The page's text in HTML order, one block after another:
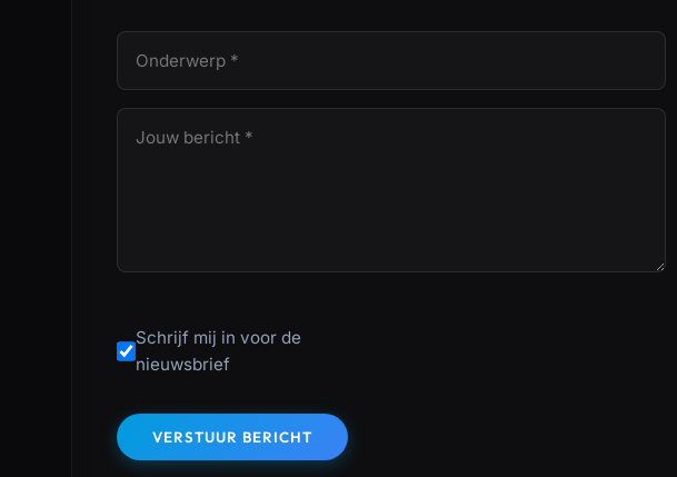
Schrijf mij in voor de
nieuwsbrief
VERSTUUR BERICHT